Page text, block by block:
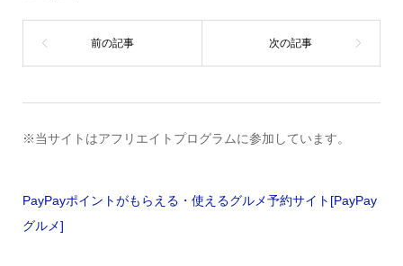
※当サイトはアフリエイトプログラムに参加しています。
PayPayポイントがもらえる・使えるグルメ予約サイト[PayPay
グルメ]